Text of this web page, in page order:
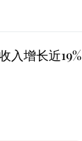
入增长近19%